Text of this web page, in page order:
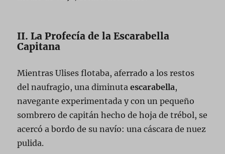
II. La Profecía de la Escarabella
Capitana
Mientras Ulises flotaba, aferrado a los restos
del naufragio, una diminutaescarabella,
navegante experimentada y con un pequeño
sombrero de capitán hecho de hoja de trébol, se
acercó a bordo de su navío: una cáscara de nuez
pulida.